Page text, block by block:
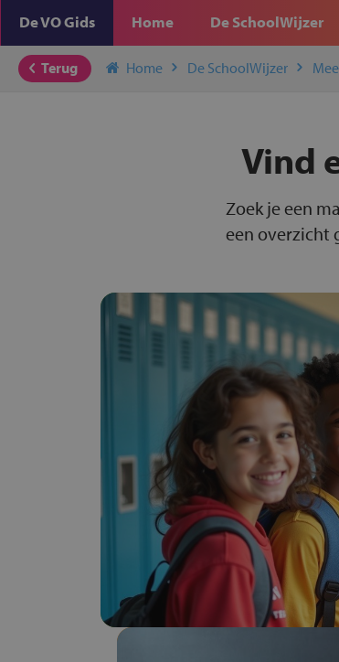
De VO Gids Home De SchoolWijzer
Terug Home De SchoolWijzer
Vind
Zoek je een
een overzicht